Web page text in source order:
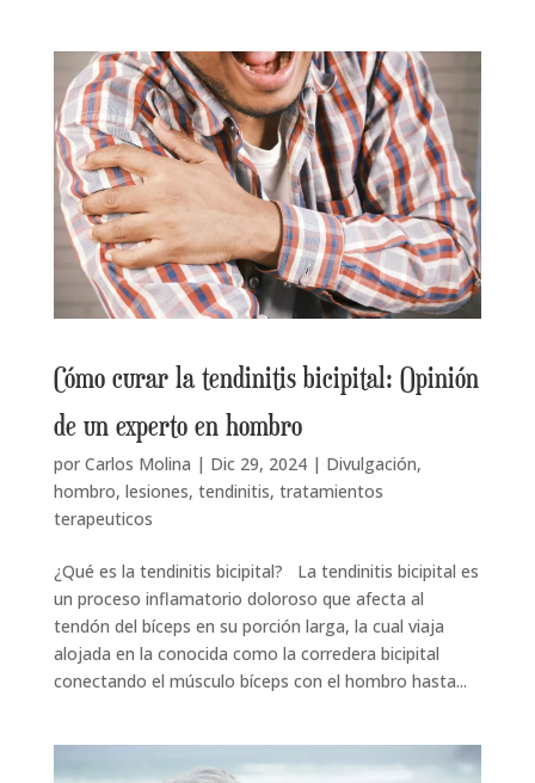
Cómo curar la tendinitis bicipital: Opinión
de un experto en hombro
por Carlos Molina | Dic 29, 2024| Divulgación,
hombro, lesiones, tendinitis, tratamientos
terapeuticos
¿Qué es la tendinitis bicipital? La tendinitis bicipital es
un proceso inflamatorio doloroso que afecta al
tendón del bíceps en su porción larga, la cual viaja
alojada en la conocida como la corredera bicipital
conectando el músculo bíceps con el hombro hasta...